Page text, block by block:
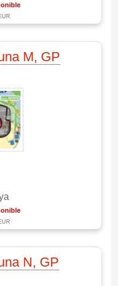
M, GP
N, GP